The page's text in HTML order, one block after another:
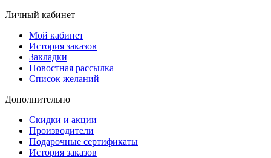
Личный кабинет
Мой кабинет
История заказов
Закладки
Новостная рассылка
Список желаний
Дополнительно
Скидки и акции
Производители
Подарочные сертификаты
История заказов